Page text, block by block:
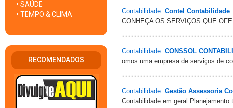
• SAÚDE
• TEMPO & CLIMA
RECOMENDADOS
Contabilidade: Contel Contabilidade
CONHEÇA OS SERVIÇOS QUE
Contabilidade: CONSSOL
omos uma empresa de serviços de
Contabilidade: Gestão Assessoria
Contabilidade em geral